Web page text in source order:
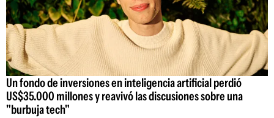
Un fondo de inversiones en inteligencia artificial perdió
US$35.000 millones y reavivó las discusiones sobre una
"burbuja tech"